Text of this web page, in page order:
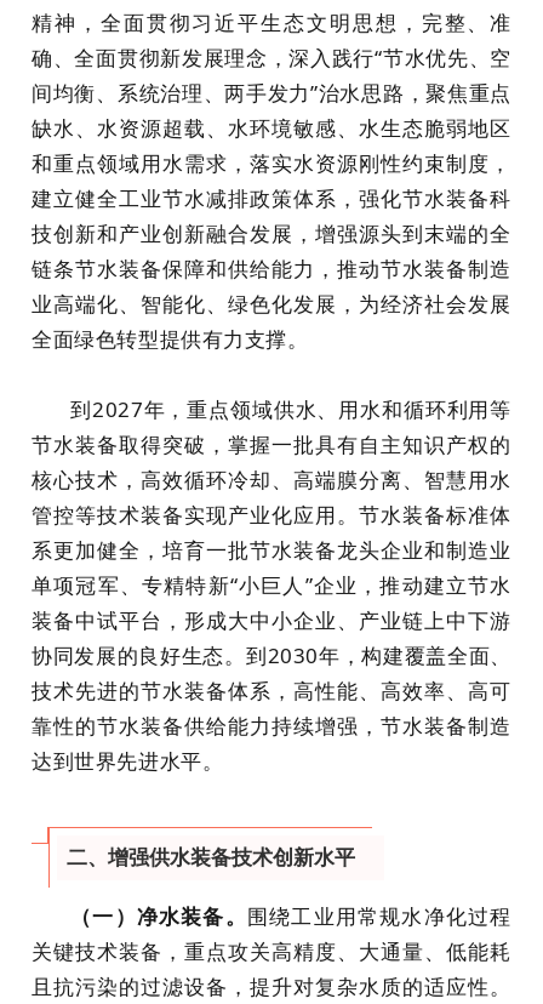
精神，全面贯彻习近平生态文明思想，完整、准
确、全面贯彻新发展理念，深入践行“节水优先、空
间均衡、系统治理、两手发力”治水思路，聚焦重点
缺水、水资源超载、水环境敏感、水生态脆弱地区
和重点领域用水需求，落实水资源刚性约束制度，
建立健全工业节水减排政策体系，强化节水装备科
技创新和产业创新融合发展，增强源头到末端的全
链条节水装备保障和供给能力，推动节水装备制造
业高端化、智能化、绿色化发展，为经济社会发展
全面绿色转型提供有力支撑。
到2027年，重点领域供水、用水和循环利用等
节水装备取得突破，掌握一批具有自主知识产权的
核心技术，高效循环冷却、高端膜分离、智慧用水
管控等技术装备实现产业化应用。节水装备标准体
系更加健全，培育一批节水装备龙头企业和制造业
单项冠军、专精特新“小巨人”企业，推动建立节水
装备中试平台，形成大中小企业、产业链上中下游
协同发展的良好生态。到2030年，构建覆盖全面、
技术先进的节水装备体系，高性能、高效率、高可
靠性的节水装备供给能力持续增强，节水装备制造
达到世界先进水平。
二、增强供水装备技术创新水平
（一）净水装备。 围绕工业用常规水净化过程
关键技术装备，重点攻关高精度、大通量、低能耗
且抗污染的过滤设备，提升对复杂水质的适应性。